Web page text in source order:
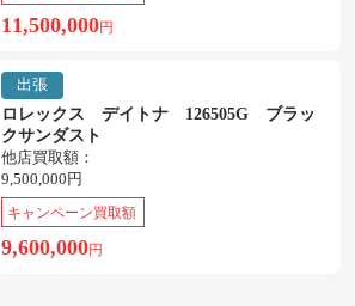
11,500,000円
出張
ロレックス デイトナ 126505G ブラッ
クサンダスト
他店買取額：
9,500,000円
キャンペーン買取額
9,600,000円